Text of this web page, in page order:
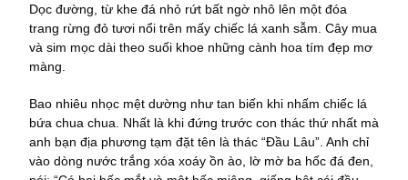
Dọc đường, từ khe đá nhỏ rứt bất ngờ nhô lên một đóa
trang rừng đỏ tươi nổi trên mấy chiếc lá xanh sẫm. Cây mua
và sim mọc dài theo suối khoe những cành hoa tím đẹp mơ
màng.
Bao nhiêu nhọc mệt dường như tan biến khi nhấm chiếc lá
bứa chua chua. Nhất là khi đứng trước con thác thứ nhất mà
anh bạn địa phương tạm đặt tên là thác “Đầu Lâu”. Anh chỉ
vào dòng nước trắng xóa xoáy ồn ào, lờ mờ ba hốc đá đen,